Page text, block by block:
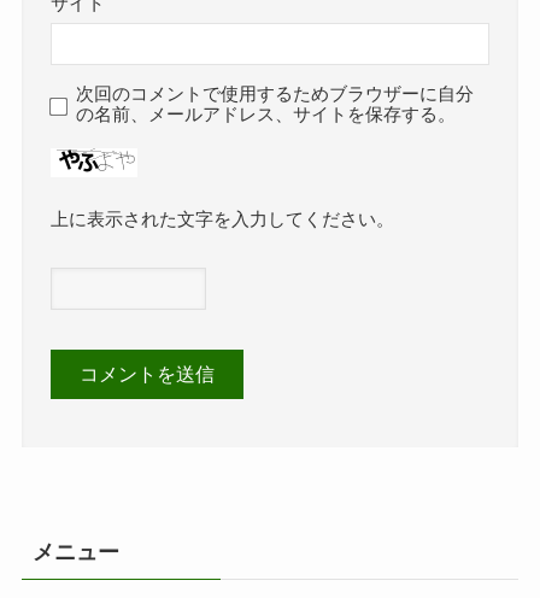
次回のコメントで使用するためブラウザーに自分
の名前、メールアドレス、サイトを保存する。
上に表示された文字を入力してください。
メニュー